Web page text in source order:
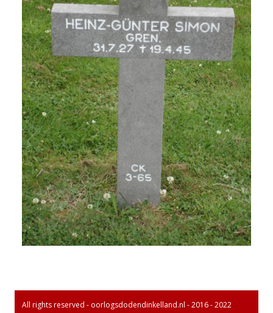
All rights reserved - oorlogsdodendinkelland.nl - 2016 - 2022